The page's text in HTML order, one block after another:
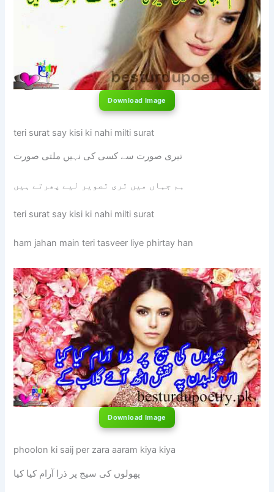
Download Image
teri surat say kisi ki nahi milti surat
تیری صورت سے کسی کی نہیں ملتی صورت
ہم جہاں میں تری تصویر لیے پھرتے ہیں
teri surat say kisi ki nahi milti surat
ham jahan main teri tasveer liye phirtay han
Download Image
phoolon ki saij per zara aaram kiya kiya
پھولوں کی سیج پر ذرا آرام کیا کیا